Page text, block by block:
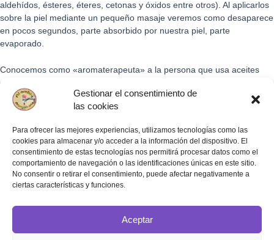
Gestionar el consentimiento de
las cookies
Para ofrecer las mejores experiencias, utilizamos tecnologías como las
cookies para almacenar y/o acceder a la información del dispositivo. El
consentimiento de estas tecnologías nos permitirá procesar datos como el
comportamiento de navegación o las identificaciones únicas en este sitio.
No consentir o retirar el consentimiento, puede afectar negativamente a
ciertas características y funciones.
Aceptar
aldehídos, ésteres, éteres, cetonas y óxidos entre otros). Al aplicarlos
sobre la piel mediante un pequeño masaje veremos como desaparece
en pocos segundos, parte absorbido por nuestra piel, parte
evaporado.
Conocemos como «aromaterapeuta» a la persona que usa aceites
esenciales con fines terapéuticos y «aromatólogo» a la que estudia y
conoce los aceites esenciales.